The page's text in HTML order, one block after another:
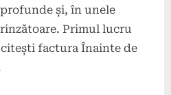
și, în unele
Primul lucru
citești factura Înainte de